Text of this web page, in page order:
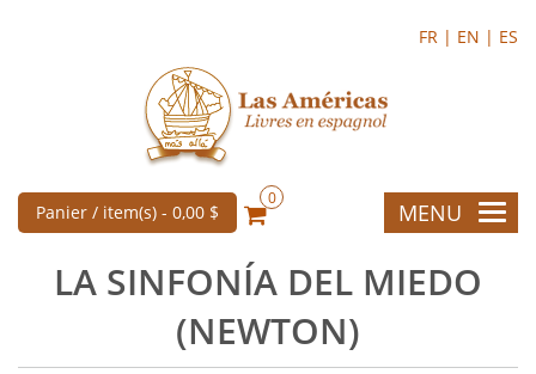
FR | EN | ES
Panier / item(s) - 0,00 $
0
MENU
LA SINFONÍA DEL MIEDO
(NEWTON)